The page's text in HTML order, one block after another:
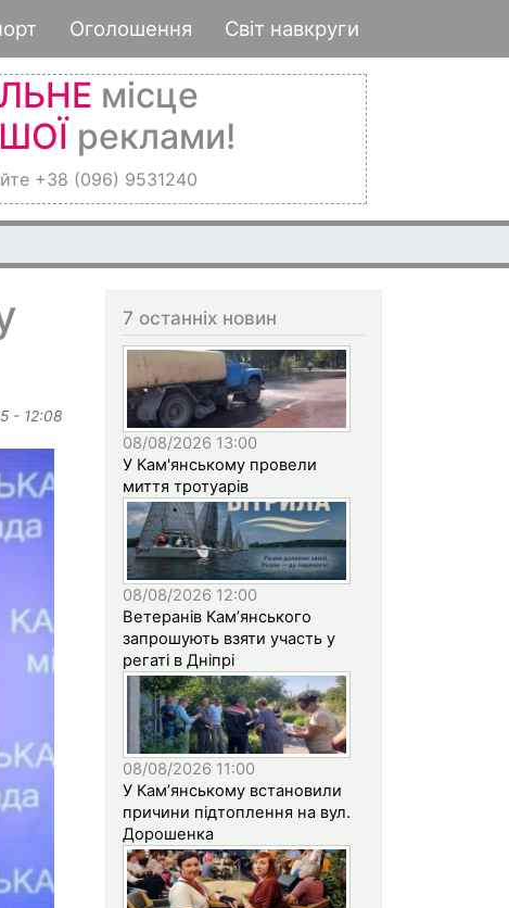
Оголошення Світ навкруги
місце
реклами!
+38 (096) 9531240
- 12:08
7 останніх новин
08/08/2026 13:00
У Кам'янському провели
миття тротуарів
08/08/2026 12:00
Ветеранів Кам’янського
запрошують взяти участь у
регаті в Дніпрі
08/08/2026 11:00
У Кам’янському встановили
причини підтоплення на вул.
Дорошенка